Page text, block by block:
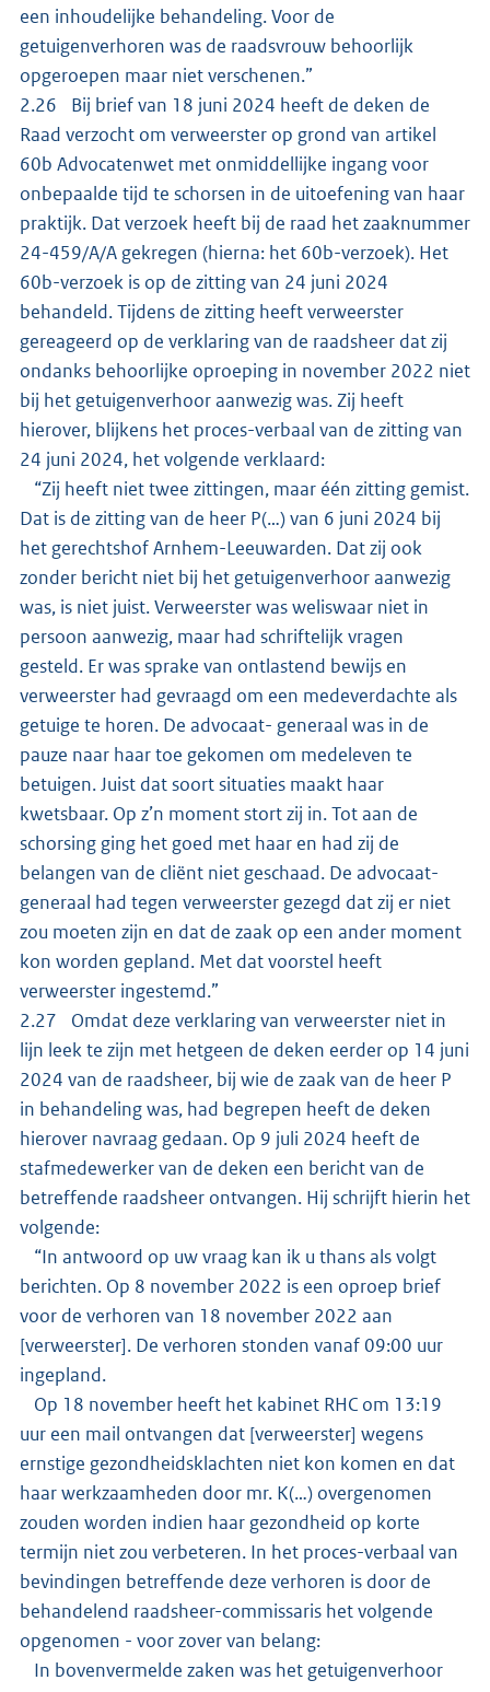
een inhoudelijke behandeling. Voor de
getuigenverhoren was de raadsvrouw behoorlijk
opgeroepen maar niet verschenen.”
2.26 Bij brief van 18 juni 2024 heeft de deken de
Raad verzocht om verweerster op grond van artikel
60b Advocatenwet met onmiddellijke ingang voor
onbepaalde tijd te schorsen in de uitoefening van haar
praktijk. Dat verzoek heeft bij de raad het zaaknummer
24-459/A/A gekregen (hierna: het 60b-verzoek). Het
60b-verzoek is op de zitting van 24 juni 2024
behandeld. Tijdens de zitting heeft verweerster
gereageerd op de verklaring van de raadsheer dat zij
ondanks behoorlijke oproeping in november 2022 niet
bij het getuigenverhoor aanwezig was. Zij heeft
hierover, blijkens het proces-verbaal van de zitting van
24 juni 2024, het volgende verklaard:
“Zij heeft niet twee zittingen, maar één zitting gemist.
Dat is de zitting van de heer P(…) van 6 juni 2024 bij
het gerechtshof Arnhem-Leeuwarden. Dat zij ook
zonder bericht niet bij het getuigenverhoor aanwezig
was, is niet juist. Verweerster was weliswaar niet in
persoon aanwezig, maar had schriftelijk vragen
gesteld. Er was sprake van ontlastend bewijs en
verweerster had gevraagd om een medeverdachte als
getuige te horen. De advocaat- generaal was in de
pauze naar haar toe gekomen om medeleven te
betuigen. Juist dat soort situaties maakt haar
kwetsbaar. Op z’n moment stort zij in. Tot aan de
schorsing ging het goed met haar en had zij de
belangen van de cliënt niet geschaad. De advocaat-
generaal had tegen verweerster gezegd dat zij er niet
zou moeten zijn en dat de zaak op een ander moment
kon worden gepland. Met dat voorstel heeft
verweerster ingestemd.”
2.27 Omdat deze verklaring van verweerster niet in
lijn leek te zijn met hetgeen de deken eerder op 14 juni
2024 van de raadsheer, bij wie de zaak van de heer P
in behandeling was, had begrepen heeft de deken
hierover navraag gedaan. Op 9 juli 2024 heeft de
stafmedewerker van de deken een bericht van de
betreffende raadsheer ontvangen. Hij schrijft hierin het
volgende:
“In antwoord op uw vraag kan ik u thans als volgt
berichten. Op 8 november 2022 is een oproep brief
voor de verhoren van 18 november 2022 aan
[verweerster]. De verhoren stonden vanaf 09:00 uur
ingepland.
Op 18 november heeft het kabinet RHC om 13:19
uur een mail ontvangen dat [verweerster] wegens
ernstige gezondheidsklachten niet kon komen en dat
haar werkzaamheden door mr. K(…) overgenomen
zouden worden indien haar gezondheid op korte
termijn niet zou verbeteren. In het proces-verbaal van
bevindingen betreffende deze verhoren is door de
behandelend raadsheer-commissaris het volgende
opgenomen - voor zover van belang:
In bovenvermelde zaken was het getuigenverhoor